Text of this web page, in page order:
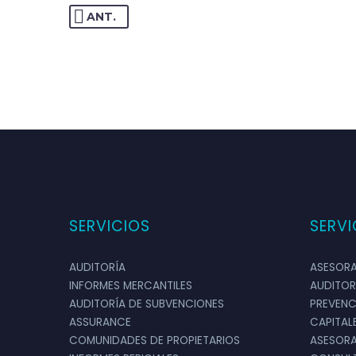
MARTA
tiempo y
del
ANT.
SERVICIOS
AUDITORÍA
INFORMES MERCANTILES
AUDITORÍA DE SUBVENCIONES
ASSURANCE
COMUNIDADES DE PROPIETARIOS